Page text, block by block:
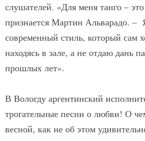
слушателей. «Для меня танго –
признается Мартин Альварадо. –
современный стиль, который сам
находясь в зале, а не отдаю дань
прошлых лет».
В Вологду аргентинский
трогательные песни о любви! О
весной, как не об этом